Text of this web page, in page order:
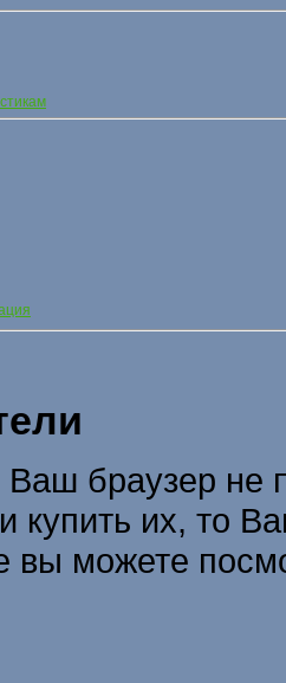
Ваш браузер не
купить их, то
вы можете